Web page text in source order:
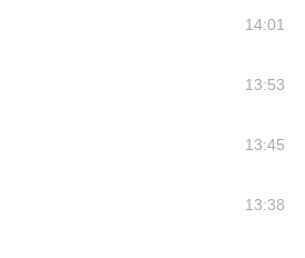
14:01
13:53
13:45
13:38